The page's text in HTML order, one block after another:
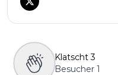
Klatscht 3
Besucher 1